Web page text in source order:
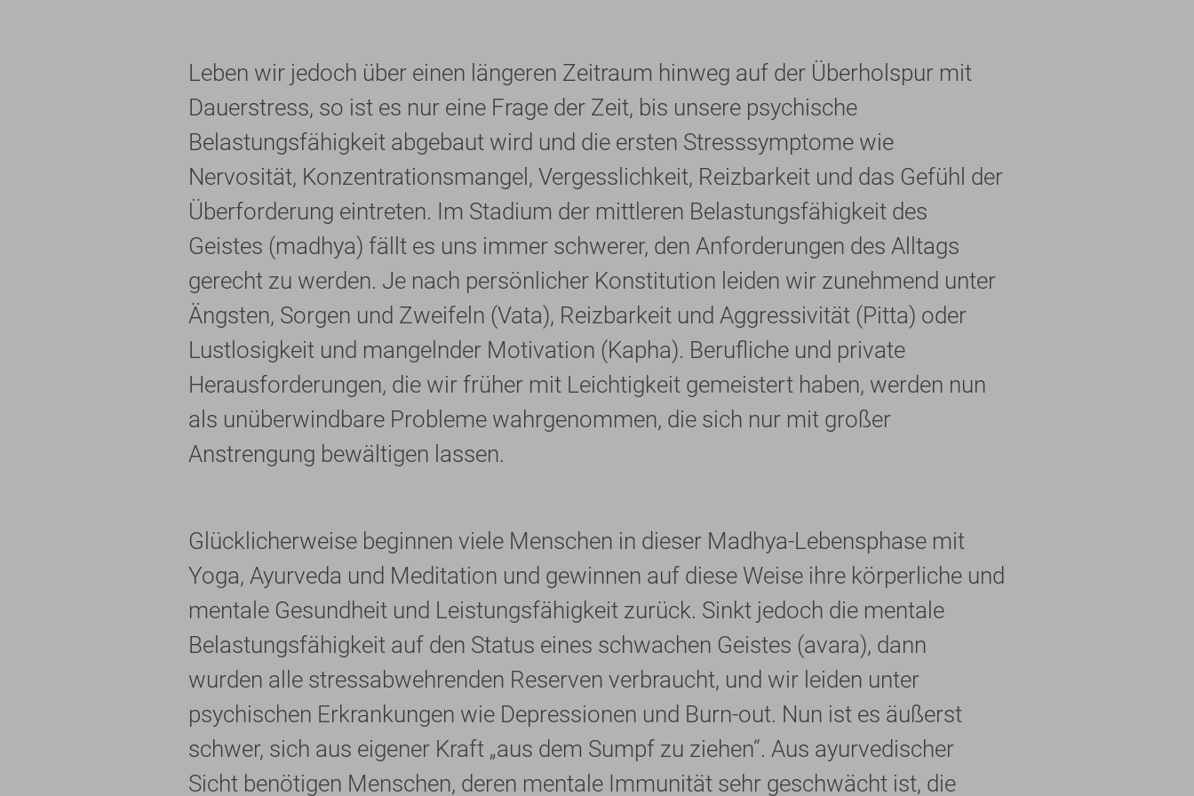
Leben wir jedoch über einen längeren Zeitraum hinweg auf der Überholspur mit
Dauerstress, so ist es nur eine Frage der Zeit, bis unsere psychische
Belastungsfähigkeit abgebaut wird und die ersten Stresssymptome wie
Nervosität, Konzentrationsmangel, Vergesslichkeit, Reizbarkeit und das Gefühl der
Überforderung eintreten. Im Stadium der mittleren Belastungsfähigkeit des
Geistes (madhya) fällt es uns immer schwerer, den Anforderungen des Alltags
gerecht zu werden. Je nach persönlicher Konstitution leiden wir zunehmend unter
Ängsten, Sorgen und Zweifeln (Vata), Reizbarkeit und Aggressivität (Pitta) oder
Lustlosigkeit und mangelnder Motivation (Kapha). Berufliche und private
Herausforderungen, die wir früher mit Leichtigkeit gemeistert haben, werden nun
als unüberwindbare Probleme wahrgenommen, die sich nur mit großer
Anstrengung bewältigen lassen.
Glücklicherweise beginnen viele Menschen in dieser Madhya-Lebensphase mit
Yoga, Ayurveda und Meditation und gewinnen auf diese Weise ihre körperliche und
mentale Gesundheit und Leistungsfähigkeit zurück. Sinkt jedoch die mentale
Belastungsfähigkeit auf den Status eines schwachen Geistes (avara), dann
wurden alle stressabwehrenden Reserven verbraucht, und wir leiden unter
psychischen Erkrankungen wie Depressionen und Burn-out. Nun ist es äußerst
schwer, sich aus eigener Kraft „aus dem Sumpf zu ziehen“. Aus ayurvedischer
Sicht benötigen Menschen, deren mentale Immunität sehr geschwächt ist, die